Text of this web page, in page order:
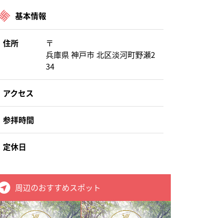
基本情報
住所
〒
兵庫県 神戸市 北区淡河町野瀬2
34
アクセス
参拝時間
定休日
周辺のおすすめスポット